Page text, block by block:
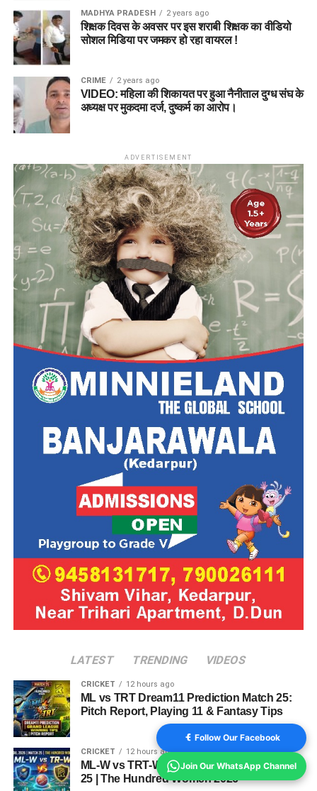
MADHYA PRADESH 2 years ago
शिक्षक दिवस के अवसर पर इस शराबी शिक्षक का वीडियो
सोशल मिडिया पर जमकर हो रहा वायरल !
CRIME 2 years ago
VIDEO: महिला की शिकायत पर हुआ नैनीताल दुग्ध संघ के
अध्यक्ष पर मुकदमा दर्ज, दुष्कर्म का आरोप।
ADVERTISEMENT
LATEST TRENDING VIDEOS
CRICKET 12 hours ago
ML vs TRT Dream11 Prediction Match 25:
Pitch Report, Playing 11 & Fantasy Tips
CRICKET 12 hours ago
ML-W vs TRT-W Dream11 Prediction Match
25 | The Hundred Women 2026
Follow Our Facebook
Join Our WhatsApp Channel